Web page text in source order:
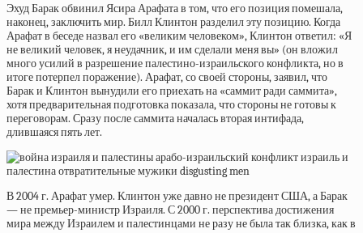
Эхуд Барак обвинил Ясира Арафата в том, что его позиция помешала,
наконец, заключить мир. Билл Клинтон разделил эту позицию. Когда
Арафат в беседе назвал его «великим человеком», Клинтон ответил: «Я
не великий человек, я неудачник, и им сделали меня вы» (он вложил
много усилий в разрешение палестино-израильского конфликта, но в
итоге потерпел поражение). Арафат, со своей стороны, заявил, что
Барак и Клинтон вынудили его приехать на «саммит ради саммита»,
хотя предварительная подготовка показала, что стороны не готовы к
переговорам. Сразу после саммита началась вторая интифада,
длившаяся пять лет.
В 2004 г. Арафат умер. Клинтон уже давно не президент США, а Барак
— не премьер-министр Израиля. С 2000 г. перспектива достижения
мира между Израилем и палестинцами не разу не была так близка, как в